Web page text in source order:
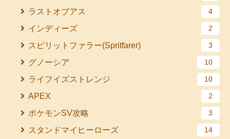
ラストオブアス 4
インディーズ 2
スピリットファラー(Spritfarer) 3
グノーシア 10
ライフイズストレンジ 10
APEX 2
ポケモンSV攻略 3
スタンドマイヒーローズ 14